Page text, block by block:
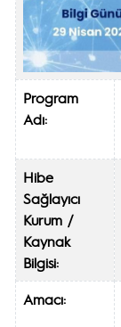
Program
Adı:
Hibe
Sağlayıcı
Kurum /
Kaynak
Bilgisi:
Amacı: